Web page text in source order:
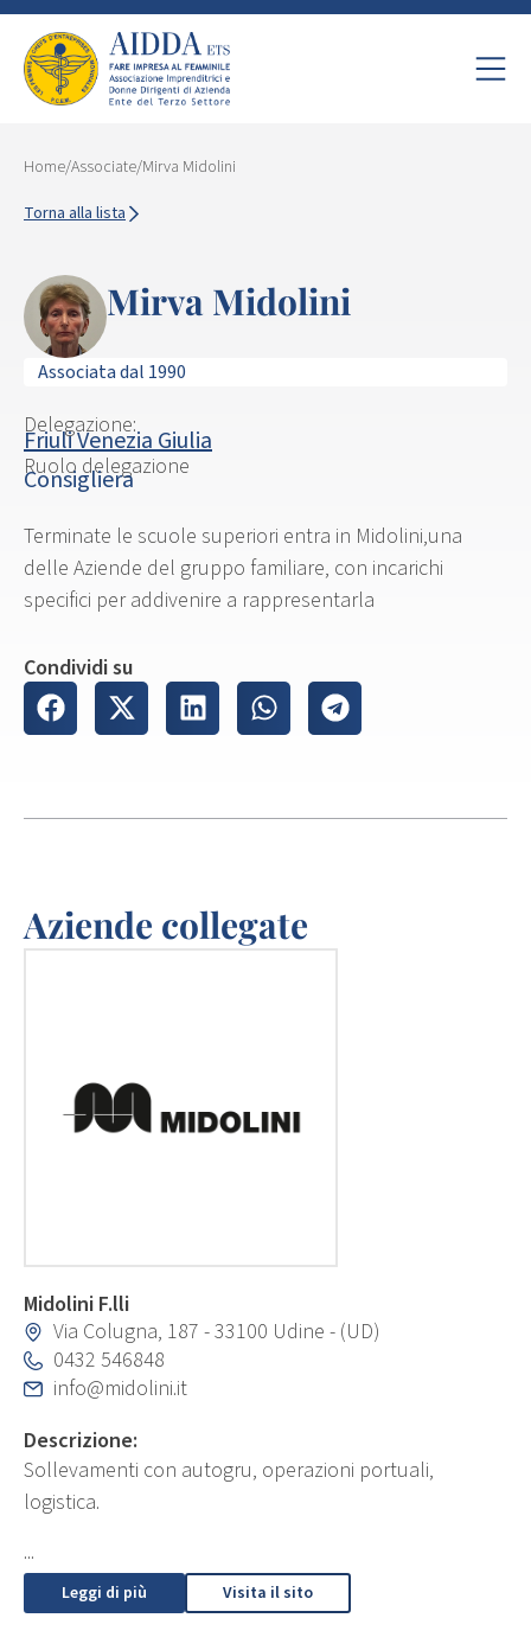
Home/Associate/Mirva Midolini
Torna alla lista
Mirva Midolini
Associata dal 1990
Delegazione:
Friuli Venezia Giulia
Ruolo delegazione
Consigliera
Terminate le scuole superiori entra in Midolini,una
delle Aziende del gruppo familiare, con incarichi
specifici per addivenire a rappresentarla
Condividi su
Aziende collegate
Midolini F.lli
Via Colugna, 187 - 33100 Udine - (UD)
0432 546848
info@midolini.it
Descrizione:
Sollevamenti con autogru, operazioni portuali,
logistica.
...
Leggi di più Visita il sito